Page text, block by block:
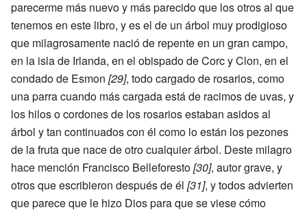
parecerme más nuevo y más parecido que los otros al que
tenemos en este libro, y es el de un árbol muy prodigioso
que milagrosamente nació de repente en un gran campo,
en la isla de Irlanda, en el obispado de Corc y Clon, en el
condado de Esmon [29], todo cargado de rosarios, como
una parra cuando más cargada está de racimos de uvas, y
los hilos o cordones de los rosarios estaban asidos al
árbol y tan continuados con él como lo están los pezones
de la fruta que nace de otro cualquier árbol. Deste milagro
hace mención Francisco Belleforesto[30], autor grave, y
otros que escribieron después de él [31], y todos advierten
que parece que le hizo Dios para que se viese cómo